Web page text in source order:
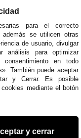
Toros. Local 3
Iribarren, 14
135
para el correcto
se utilicen otras
de usuario, divulgar
análisis para optimizar
en todo
También puede aceptar
y Cerrar. Es posible
mediante el botón
y cerrar